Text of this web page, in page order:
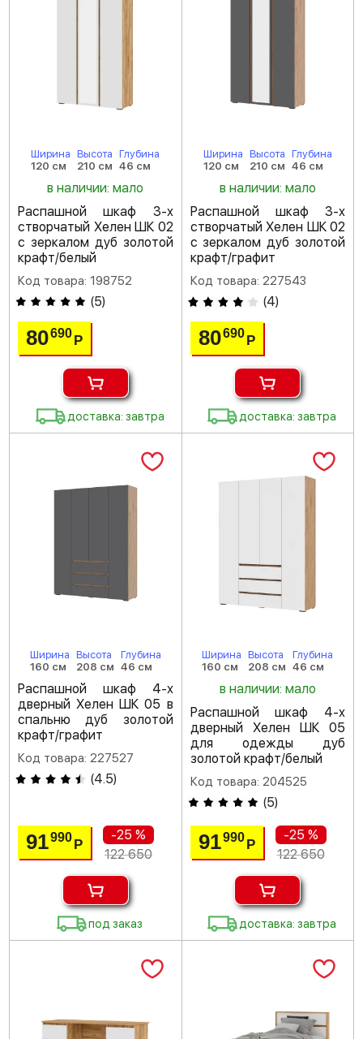
Ширина
120 см
Высота
210 см
Глубина
46 см
в наличии: мало
Распашной шкаф 3-х
створчатый Хелен ШК 02
с зеркалом дуб золотой
крафт/белый
Код товара: 198752
(5)
80690Р
доставка: завтра
Ширина
120 см
Высота
210 см
Глубина
46 см
в наличии: мало
Распашной шкаф 3-х
створчатый Хелен ШК 02
с зеркалом дуб золотой
крафт/графит
Код товара: 227543
(4)
80690 Р
доставка: завтра
Ширина
160 см
Высота
208 см
Глубина
46 см
Распашной шкаф 4-х
дверный Хелен ШК 05 в
спальню дуб золотой
крафт/графит
Код товара: 227527
(4.5)
91990Р
-25 %
122 650
под заказ
Ширина
160 см
Высота
208 см
Глубина
46 см
в наличии: мало
Распашной шкаф 4-х
дверный Хелен ШК 05
для одежды дуб
золотой крафт/белый
Код товара: 204525
(5)
91990 Р
-25 %
122 650
доставка: завтра